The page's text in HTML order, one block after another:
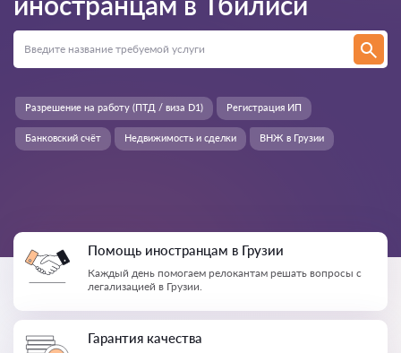
ВНЖ в Грузии
Разрешение на работу (ПТД / виза D1) Регистрация ИП
Банковский счёт Недвижимость и сделки
Помощь иностранцам в Грузии
Каждый день помогаем релокантам решать вопросы с
легализацией в Грузии.
Гарантия качества